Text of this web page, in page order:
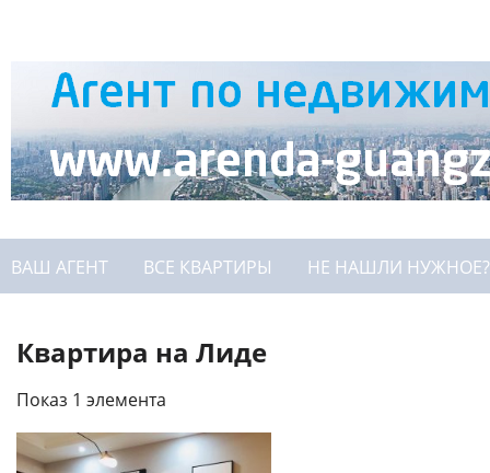
ВАШ АГЕНТ ВСЕ КВАРТИРЫ НЕ НАШЛИ НУЖНОЕ?
Квартира на Лиде
Показ 1 элемента